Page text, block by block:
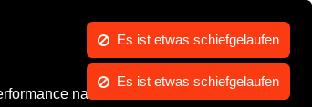
nachvollziehen und Ihnen in
Mein Konto Wunschliste Warenkorb
Über uns